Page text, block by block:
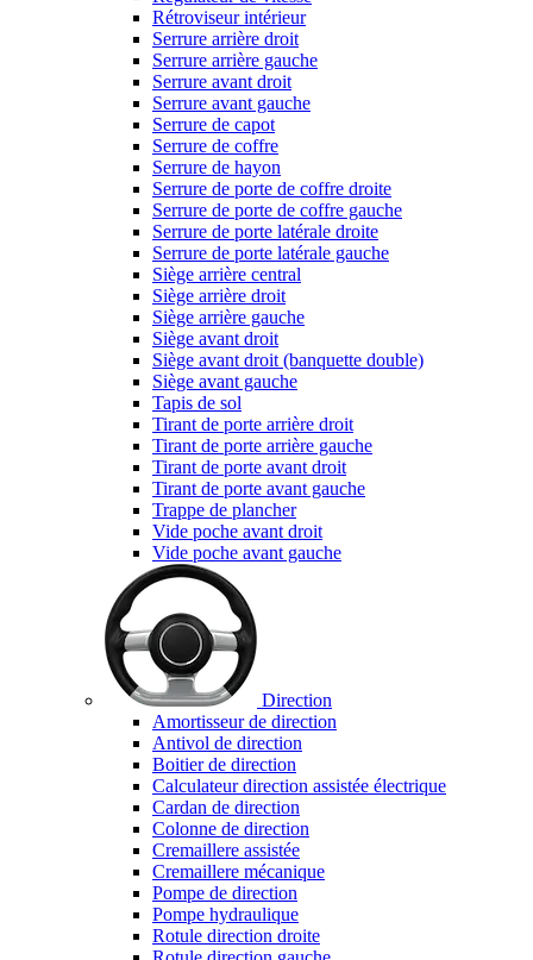
Rétroviseur intérieur
Serrure arrière droit
Serrure arrière gauche
Serrure avant droit
Serrure avant gauche
Serrure de capot
Serrure de coffre
Serrure de hayon
Serrure de porte de coffre droite
Serrure de porte de coffre gauche
Serrure de porte latérale droite
Serrure de porte latérale gauche
Siège arrière central
Siège arrière droit
Siège arrière gauche
Siège avant droit
Siège avant droit (banquette double)
Siège avant gauche
Tapis de sol
Tirant de porte arrière droit
Tirant de porte arrière gauche
Tirant de porte avant droit
Tirant de porte avant gauche
Trappe de plancher
Vide poche avant droit
Vide poche avant gauche
Direction
Amortisseur de direction
Antivol de direction
Boitier de direction
Calculateur direction assistée électrique
Cardan de direction
Colonne de direction
Cremaillere assistée
Cremaillere mécanique
Pompe de direction
Pompe hydraulique
Rotule direction droite